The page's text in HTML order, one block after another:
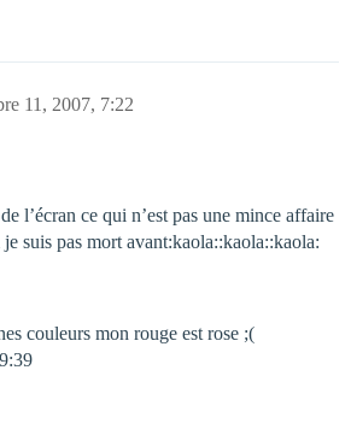
11, 2007, 7:22
l’écran ce qui n’est pas une mince affaire
suis pas mort avant:kaola::kaola::kaola:
couleurs mon rouge est rose ;(